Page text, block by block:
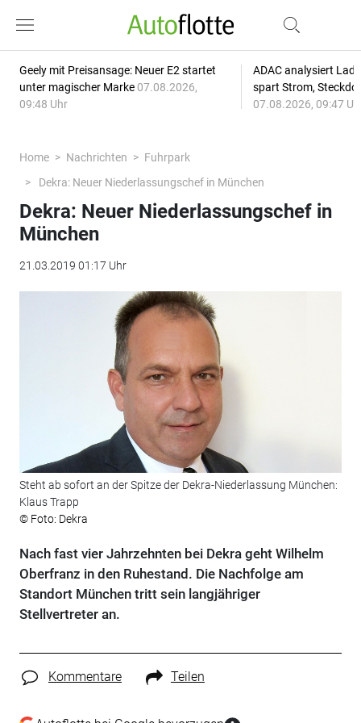
Geely mit Preisansage: Neuer E2 startet
unter magischer Marke 07.08.2026,
09:48 Uhr
ADAC analysiert
spart Strom,
07.08.2026, 09:47
Home Nachrichten
Fuhrpark
Dekra: Neuer Niederlassungschef in München
Dekra: Neuer Niederlassungschef in
München
21.03.2019 01:17 Uhr
Steht ab sofort an der Spitze der Dekra-Niederlassung München:
Klaus Trapp
© Foto: Dekra
Nach fast vier Jahrzehnten bei Dekra geht Wilhelm
Oberfranz in den Ruhestand. Die Nachfolge am
Standort München tritt sein langjähriger
Stellvertreter an.
Kommentare Teilen